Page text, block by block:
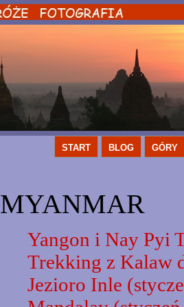
START BLOG GÓRY
MYANMAR
Yangon i Nay Pyi
Trekking z Kalaw
Jezioro Inle